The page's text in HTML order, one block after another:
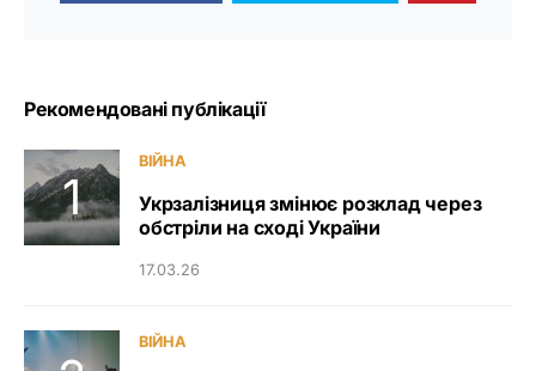
Рекомендовані публікації
ВІЙНА
Укрзалізниця змінює розклад через
обстріли на сході України
17.03.26
ВІЙНА